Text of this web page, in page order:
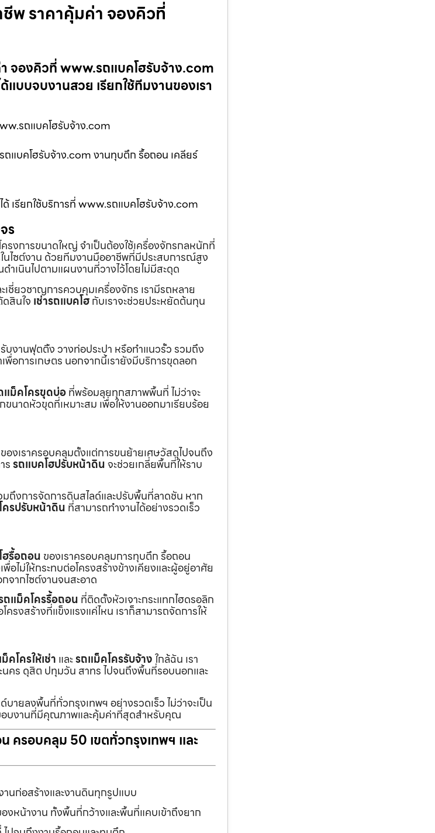
พ ราคาคุ้มค่า จองคิวที่
จองคิวที่ www.รถแบคโฮรับจ้าง.com
บบจบงานสวย เรียกใช้ทีมงานของเรา
รถแบคโฮรับจ้าง.com
แบคโฮรับจ้าง.com งานทุบตึก รื้อถอน เคลียร์
เรียกใช้บริการที่ www.รถแบคโฮรับจ้าง.com
ร
รงการขนาดใหญ่ จำเป็นต้องใช้เครื่องจักรกลหนักที่
ไซต์งาน ด้วยทีมงานมืออาชีพที่มีประสบการณ์สูง
ำเนินไปตามแผนงานที่วางไว้โดยไม่มีสะดุด
ชี่ยวชาญการควบคุมเครื่องจักร เรามีรถหลาย
สินใจ เช่ารถแบคโฮกับเราจะช่วยประหยัดต้นทุน
บงานฟุตติ้ง วางท่อประปา หรือทำแนวรั้ว รวมถึง
พื่อการเกษตร นอกจากนี้เรายังมีบริการขุดลอก
แม็คโครขุดบ่อที่พร้อมลุยทุกสภาพพื้นที่ ไม่ว่าจะ
นาดหัวขุดที่เหมาะสม เพื่อให้งานออกมาเรียบร้อย
ของเราครอบคลุมตั้งแต่การขนย้ายเศษวัสดุไปจนถึง
รรถแบคโฮปรับหน้าดินจะช่วยเกลี่ยพื้นที่ให้ราบ
ถึงการจัดการดินสไลด์และปรับพื้นที่ลาดชัน หาก
รปรับหน้าดิน ที่สามารถทำงานได้อย่างรวดเร็ว
ฮรื้อถอน ของเราครอบคลุมการทุบตึก รื้อถอน
อไม่ให้กระทบต่อโครงสร้างข้างเคียงและผู้อยู่อาศัย
จากไซต์งานจนสะอาด
ถแม็คโครรื้อถอน ที่ติดตั้งหัวเจาะกระแทกไฮดรอลิก
รงสร้างที่แข็งแรงแค่ไหน เราก็สามารถจัดการให้
คโครให้เช่า และรถแม็คโครรับจ้างใกล้ฉัน เรา
คร ดุสิต ปทุมวัน สาทร ไปจนถึงพื้นที่รอบนอกและ
บายลงพื้นที่ทั่วกรุงเทพฯ อย่างรวดเร็ว ไม่ว่าจะเป็น
มอบงานที่มีคุณภาพและคุ้มค่าที่สุดสำหรับคุณ
ครอบคลุม 50 เขตทั่วกรุงเทพฯ และ
ก่อสร้างและงานดินทุกรูปแบบ
งหน้างาน ทั้งพื้นที่กว้างและพื้นที่แคบเข้าถึงยาก